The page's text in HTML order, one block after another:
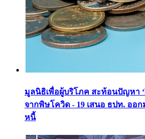
มูลนิธิเพื่อผู้บริโภค สะท้อนปัญหา
จากพิษโควิด - 19 เสนอ ธปท. ออ
หนี้